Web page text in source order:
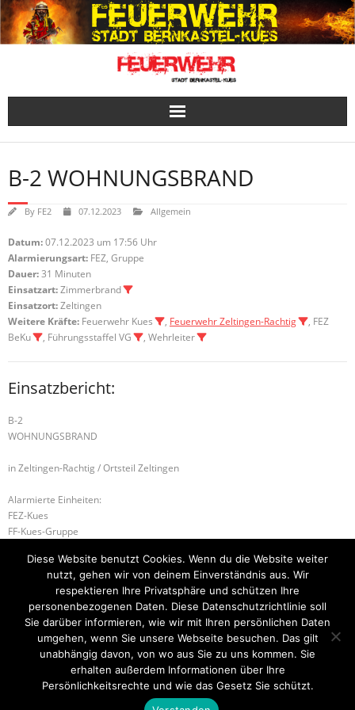
Skip
to
content
B-2 WOHNUNGSBRAND
By FE2 07.12.2023 Allgemein
Datum:07.12.2023 um 17:56 Uhr
Alarmierungsart: FEZ, Gruppe
Dauer:31 Minuten
Einsatzart:Zimmerbrand
Einsatzort:Zeltingen
Weitere Kräfte: Feuerwehr Kues , Feuerwehr Zeltingen-Rachtig
, FEZ
BeKu
, Führungsstaffel VG , Wehrleiter
Einsatzbericht:
B-2
WOHNUNGSBRAND
in Zeltingen-Rachtig / Ortsteil Zeltingen
Alarmierte Einheiten:
FEZ-Kues
FF-Kues-Gruppe
Führungsstaffel-BeKu
H-2 TÜR ÖFFNEN DRINGEND H-2 TÜR ÖFFNEN DRINGEND
Startseite Einsätze Mitglied werden Über uns
Kontakt
Diese Website benutzt Cookies. Wenn du die Website weiter
nutzt, gehen wir von deinem Einverständnis aus. Wir
respektieren Ihre Privatsphäre und schützen Ihre
personenbezogenen Daten. Diese Datenschutzrichtlinie soll
Sie darüber informieren, wie wir mit Ihren persönlichen Daten
umgehen, wenn Sie unsere Webseite besuchen. Das gilt
unabhängig davon, von wo aus Sie zu uns kommen. Sie
erhalten außerdem Informationen über Ihre
Persönlichkeitsrechte und wie das Gesetz Sie schützt.